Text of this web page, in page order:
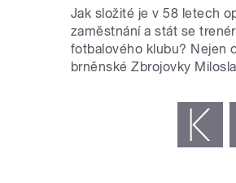
Jak složité je v 58 letech
zaměstnání a stát se
fotbalového klubu? Nejen
brněnské Zbrojovky
‹ předchozí